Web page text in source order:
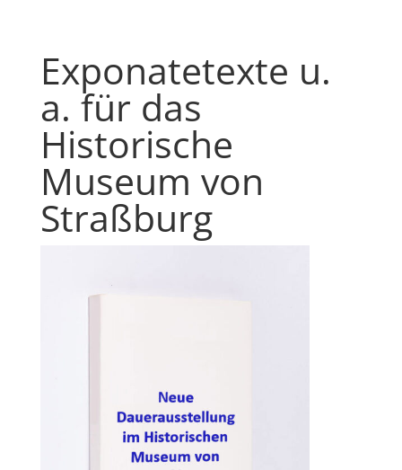
Exponatetexte u.
a. für das
Historische
Museum von
Straßburg